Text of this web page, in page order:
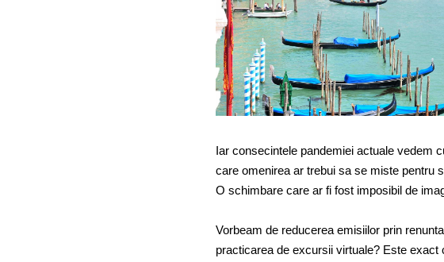
Iar consecintele pandemiei actuale vedem
care omenirea ar trebui sa se miste pentru
O schimbare care ar fi fost imposibil de
Vorbeam de reducerea emisiilor prin
practicarea de excursii virtuale? Este